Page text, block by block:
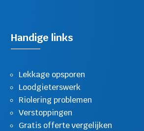
Handige links
Lekkage opsporen
Loodgieterswerk
Riolering problemen
Verstoppingen
Gratis offerte vergelijken